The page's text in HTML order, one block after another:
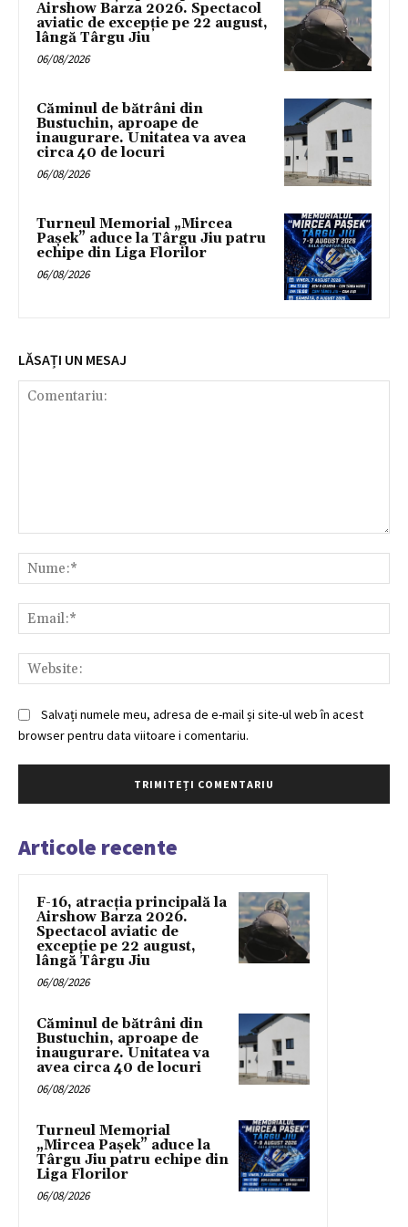
Airshow Barza 2026. Spectacol
aviatic de excepție pe 22 august,
lângă Târgu Jiu
06/08/2026
Căminul de bătrâni din
Bustuchin, aproape de
inaugurare. Unitatea va avea
circa 40 de locuri
06/08/2026
Turneul Memorial „Mircea
Pașek” aduce la Târgu Jiu patru
echipe din Liga Florilor
06/08/2026
LĂSAȚI UN MESAJ
Salvați numele meu, adresa de e-mail și site-ul web în acest
browser pentru data viitoare i comentariu.
Articole recente
F-16, atracția principală la
Airshow Barza 2026.
Spectacol aviatic de
excepție pe 22 august,
lângă Târgu Jiu
06/08/2026
Căminul de bătrâni din
Bustuchin, aproape de
inaugurare. Unitatea va
avea circa 40 de locuri
06/08/2026
Turneul Memorial
„Mircea Pașek” aduce la
Târgu Jiu patru echipe din
Liga Florilor
06/08/2026